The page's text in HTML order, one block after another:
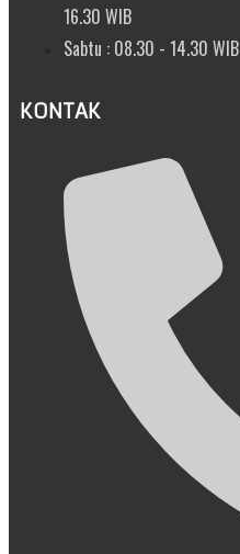
16.30 WIB
Sabtu : 08.30 - 14.30 WIB
KONTAK